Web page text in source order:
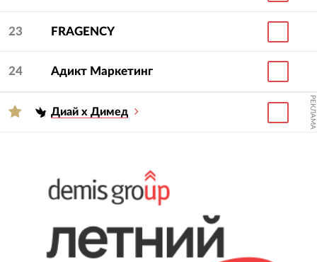
23 FRAGENCY
24 Адикт Маркетинг
Диай х Димед РЕКЛАМА